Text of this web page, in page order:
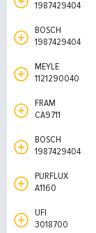
1987429404
BOSCH
1987429404
MEYLE
1121290040
FRAM
CA9711
BOSCH
1987429404
PURFLUX
A1160
UFI
3018700